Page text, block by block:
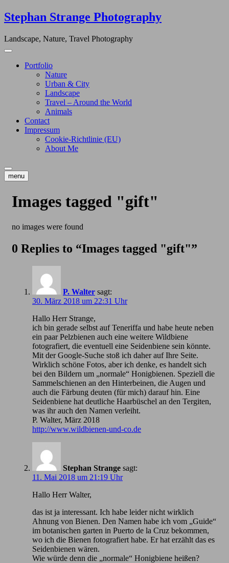
Skip
to
Stephan Strange Photography
Landscape, Nature, Travel Photography
Portfolio
Nature
Urban & City
Landscape
Travel – Around the World
Animals
Contact
Impressum
Cookie-Richtlinie (EU)
About Me
menu
Images tagged "gift"
no images were found
0 Replies to “Images tagged "gift"”
P. Walter sagt:
30. März 2018 um 22:31 Uhr
Hallo Herr Strange,
ich bin gerade selbst auf Teneriffa und habe heute neben
ein paar Pelzbienen auch eine weitere Wildbiene
fotografiert, die eventuell eine Seidenbiene sein könnte.
Mit der Google-Suche stoß ich daher auf Ihre Seite.
Wirklich schöne Fotos, aber ich denke, es handelt sich
bei den Bildern um „normale“ Honigbienen. Speziell die
Sammelschienen an den Hinterbeinen, die Augen und
auch die Färbung deuten (für mich) darauf hin. Eine
Seidenbiene hat deutliche Haarbüschel an den Tergiten,
was ihr auch den Namen verleiht.
P. Walter, März 2018
http://www.wildbienen-und-co.de
Stephan Strange sagt:
11. Mai 2018 um 21:19 Uhr
Hallo Herr Walter,
das ist ja interessant. Ich habe leider nicht wirklich
Ahnung von Bienen. Den Namen habe ich vom „Guide“
im botanischen garten in Puerto de la Cruz bekommen,
wo ich die Bienen fotografiert habe. Er hat erzählt das es
Seidenbienen wären.
Wie würde denn die „normale“ Honigbiene heißen?